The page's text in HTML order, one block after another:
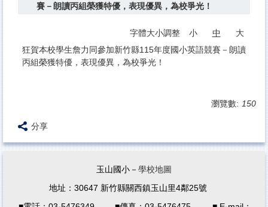
賽－朗讀丙組榮獲特優，表現優異，為校爭光！
字體大小調整 小 中
大
狂賀本校學生詹力同參加新竹縣115年度國小英語競賽－朗讀
丙組榮獲特優，表現優異，為校爭光！
瀏覽數: 150
分享
玉山國小－ 學校地圖
地址：30647 新竹縣關西鎮玉山里4鄰25號